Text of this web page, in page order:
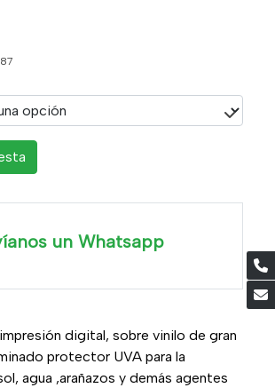
un Whatsapp
digital, sobre vinilo de gran
protector UVA para la
agua ,arañazos y demás agentes